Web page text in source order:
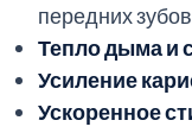
передних
Тепло дыма и
Усиление
Ускоренное